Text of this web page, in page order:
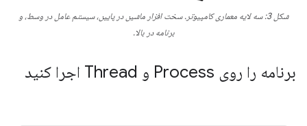
شکل 3: سه لایه معماری کامپیوتر. سخت افزار ماشین در پایین، سیستم عامل در وسط، و
برنامه در بالا.
برنامه را روی Process و Thread اجرا کنید